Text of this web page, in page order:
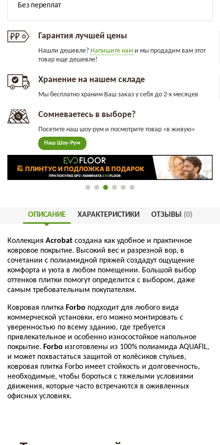
Гарантия лучшей цены
Нашли дешевле? Напишите нам и мы продадим вам этот
товар еще дешевле!
Хранение на нашем складе
Мы бесплатно храним Ваш заказ у себя до 2-х месяцев
Сомневаетесь в выборе?
Посетите наш шоу-рум и посмотрите товар «в живую»
Наш Шоу-Рум
ОПИСАНИЕ ХАРАКТЕРИСТИКИ ОТЗЫВЫ (0)
Коллекция Acrobat создана как удобное и практичное
ковровое покрытие. Высокий вес и разрезной вор, в
сочетании с полиамидной пряжей создадут ощущение
комфорта и уюта в любом помещении. Большой выбор
оттенков плитки помогут определится с выбором, даже
самым требовательным покупателям.
Ковровая плитка Forbo подходит для любого вида
коммерческой установки, его можно монтировать с
уверенностью по всему зданию, где требуется
привлекательное и особенно износостойкое напольное
покрытие. Forbo изготовлены из 100% полиамида AQUAFIL,
и может похвастаться защитой от колёсиков стульев,
ковровая плитка Forbo имеет стойкость и долговечность,
необходимые, чтобы бороться с тяжелыми условиями
движения, которые часто встречаются в оживленных
офисных условиях.